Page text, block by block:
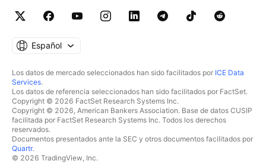
Español
Los datos de mercado seleccionados han sido facilitados por ICE Data
Services.
Los datos de referencia seleccionados han sido facilitados por FactSet.
Copyright © 2026 FactSet Research Systems Inc.
Copyright © 2026, American Bankers Association. Base de datos CUSIP
facilitada por FactSet Research Systems Inc. Todos los derechos
reservados.
Documentos presentados ante la SEC y otros documentos facilitados por
Quartr.
© 2026 TradingView, Inc.